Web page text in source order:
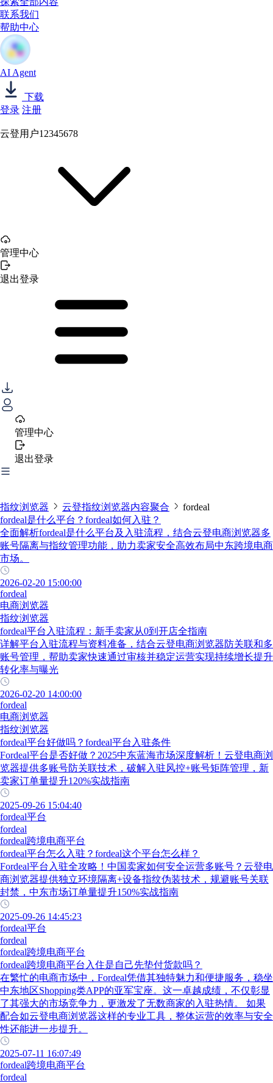
联系我们
帮助中心
AI Agent
下载
登录 注册
云登用户12345678
管理中心
退出登录
管理中心
退出登录
指纹浏览器 云登指纹浏览器内容聚合
fordeal
fordeal是什么平台？fordeal如何入驻？
全面解析fordeal是什么平台及入驻流程，结合云登电商浏览器多
账号隔离与指纹管理功能，助力卖家安全高效布局中东跨境电商
市场。
2026-02-20 15:00:00
fordeal
电商浏览器
指纹浏览器
fordeal平台入驻流程：新手卖家从0到开店全指南
详解平台入驻流程与资料准备，结合云登电商浏览器防关联和多
账号管理，帮助卖家快速通过审核并稳定运营实现持续增长提升
转化率与曝光
2026-02-20 14:00:00
fordeal
电商浏览器
指纹浏览器
fordeal平台好做吗？fordeal平台入驻条件
Fordeal平台是否好做？2025中东蓝海市场深度解析！云登电商浏
览器提供多账号防关联技术，破解入驻风控+账号矩阵管理，新
卖家订单量提升120%实战指南
2025-09-26 15:04:40
fordeal平台
fordeal
fordeal跨境电商平台
fordeal平台怎么入驻？fordeal这个平台怎么样？
Fordeal平台入驻全攻略！中国卖家如何安全运营多账号？云登电
商浏览器提供独立环境隔离+设备指纹伪装技术，规避账号关联
封禁，中东市场订单量提升150%实战指南
2025-09-26 14:45:23
fordeal平台
fordeal
fordeal跨境电商平台
fordeal跨境电商平台入住是自己先垫付货款吗？
在繁忙的电商市场中，Fordeal凭借其独特魅力和便捷服务，稳坐
中东地区Shopping类APP的亚军宝座。这一卓越成绩，不仅彰显
了其强大的市场竞争力，更激发了无数商家的入驻热情。 如果
配合如云登电商浏览器这样的专业工具，整体运营的效率与安全
性还能进一步提升。
2025-07-11 16:07:49
fordeal跨境电商平台
fordeal